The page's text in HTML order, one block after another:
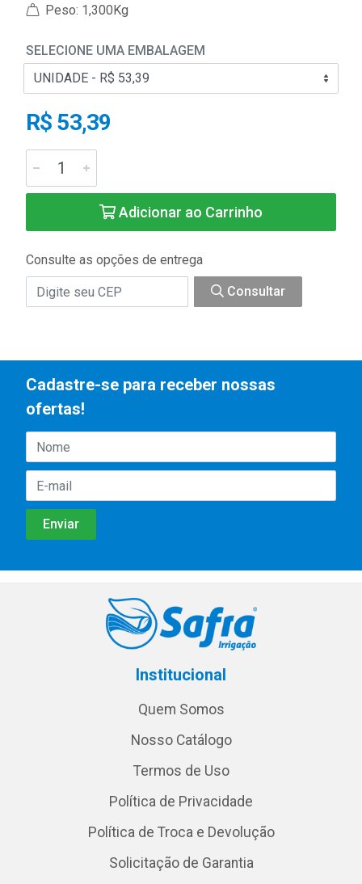
Peso: 1,300Kg
SELECIONE UMA EMBALAGEM
R$ 53,39
Adicionar ao Carrinho
Consulte as opções de entrega
Consultar
Cadastre-se para receber nossas
ofertas!
Institucional
Quem Somos
Nosso Catálogo
Termos de Uso
Política de Privacidade
Política de Troca e Devolução
Solicitação de Garantia